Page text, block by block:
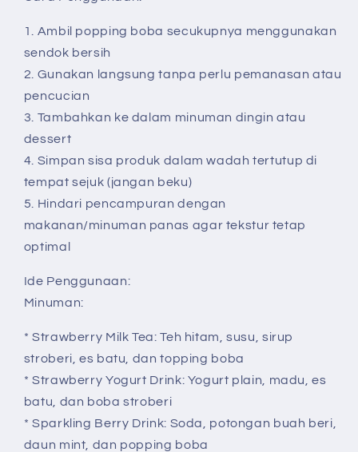
1. Ambil popping boba secukupnya menggunakan
sendok bersih
2. Gunakan langsung tanpa perlu pemanasan atau
pencucian
3. Tambahkan ke dalam minuman dingin atau
dessert
4. Simpan sisa produk dalam wadah tertutup di
tempat sejuk (jangan beku)
5. Hindari pencampuran dengan
makanan/minuman panas agar tekstur tetap
optimal
Ide Penggunaan:
Minuman:
* Strawberry Milk Tea: Teh hitam, susu, sirup
stroberi, es batu, dan topping boba
* Strawberry Yogurt Drink: Yogurt plain, madu, es
batu, dan boba stroberi
* Sparkling Berry Drink: Soda, potongan buah beri,
daun mint, dan popping boba